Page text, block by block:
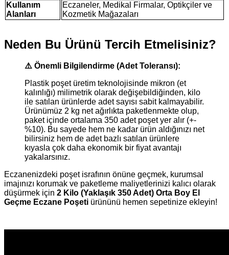
Kullanım
Alanları
Eczaneler, Medikal Firmalar, Optikçiler ve
Kozmetik Mağazaları
Neden Bu Ürünü Tercih Etmelisiniz?
⚠️ Önemli Bilgilendirme (Adet Toleransı):
Plastik poşet üretim teknolojisinde mikron (et
kalınlığı) milimetrik olarak değişebildiğinden, kilo
ile satılan ürünlerde adet sayısı sabit kalmayabilir.
Ürünümüz 2 kg net ağırlıkta paketlenmekte olup,
paket içinde ortalama 350 adet poşet yer alır (+-
%10). Bu sayede hem ne kadar ürün aldığınızı net
bilirsiniz hem de adet bazlı satılan ürünlere
kıyasla çok daha ekonomik bir fiyat avantajı
yakalarsınız.
Eczanenizdeki poşet israfının önüne geçmek, kurumsal
imajınızı korumak ve paketleme maliyetlerinizi kalıcı olarak
düşürmek için 2 Kilo (Yaklaşık 350 Adet) Orta Boy El
Geçme Eczane Poşeti ürününü hemen sepetinize ekleyin!